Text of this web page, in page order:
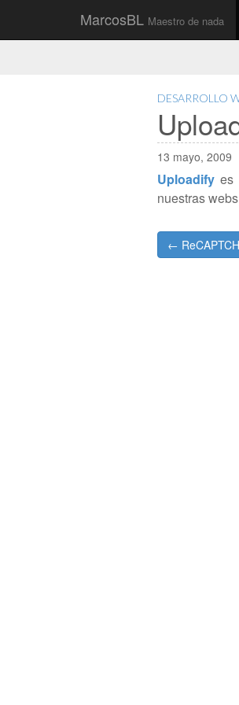
MarcosBL Maestro de nada
Main
menu
DESARROLLO
13 mayo, 2009
Uploadifyes
nuestras
Post
navigation
←